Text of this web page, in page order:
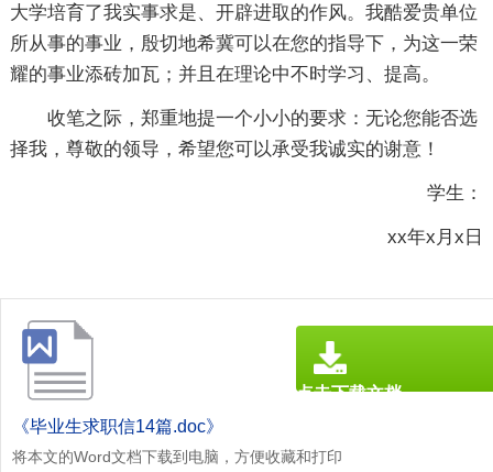
大学培育了我实事求是、开辟进取的作风。我酷爱贵单位
所从事的事业，殷切地希冀可以在您的指导下，为这一荣
耀的事业添砖加瓦；并且在理论中不时学习、提高。
收笔之际，郑重地提一个小小的要求：无论您能否选
择我，尊敬的领导，希望您可以承受我诚实的谢意！
学生：
xx年x月x日
《毕业生求职信14篇.doc》
将本文的Word文档下载到电脑，方便收藏和打印
点击下载文档